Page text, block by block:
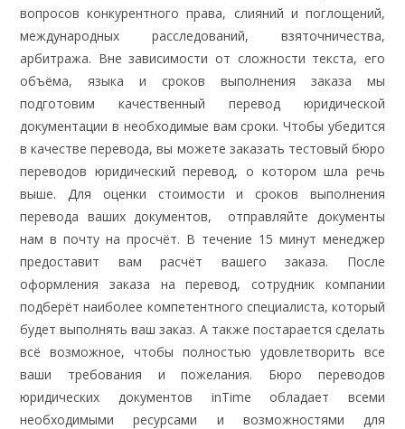
вопросов конкурентного права, слияний и поглощений,
международных расследований, взяточничества,
арбитража. Вне зависимости от сложности текста, его
объёма, языка и сроков выполнения заказа мы
подготовим качественный перевод юридической
документации в необходимые вам сроки. Чтобы убедится
в качестве перевода, вы можете заказать тестовый бюро
переводов юридический перевод, о котором шла речь
выше. Для оценки стоимости и сроков выполнения
перевода ваших документов, отправляйте документы
нам в почту на просчёт. В течение 15 минут менеджер
предоставит вам расчёт вашего заказа. После
оформления заказа на перевод, сотрудник компании
подберёт наиболее компетентного специалиста, который
будет выполнять ваш заказ. А также постарается сделать
всё возможное, чтобы полностью удовлетворить все
ваши требования и пожелания. Бюро переводов
юридических документов inTime обладает всеми
необходимыми ресурсами и возможностями для